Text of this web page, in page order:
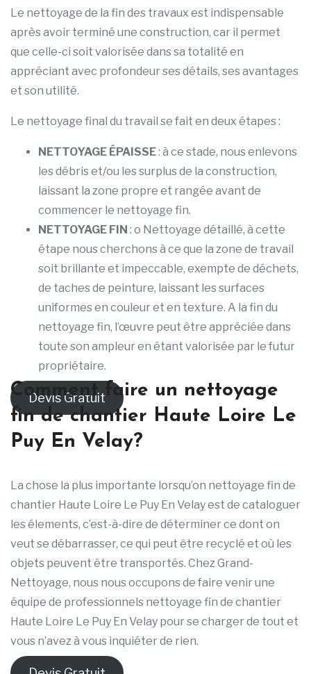
Le nettoyage de la fin des travaux est indispensable
après avoir terminé une construction, car il permet
que celle-ci soit valorisée dans sa totalité en
appréciant avec profondeur ses détails, ses avantages
et son utilité.
Le nettoyage final du travail se fait en deux étapes :
NETTOYAGE ÉPAISSE: à ce stade, nous enlevons
les débris et/ou les surplus de la construction,
laissant la zone propre et rangée avant de
commencer le nettoyage fin.
NETTOYAGE FIN : o Nettoyage détaillé, à cette
étape nous cherchons à ce que la zone de travail
soit brillante et impeccable, exempte de déchets,
de taches de peinture, laissant les surfaces
uniformes en couleur et en texture. A la fin du
nettoyage fin, l’œuvre peut être appréciée dans
toute son ampleur en étant valorisée par le futur
propriétaire.
Devis Gratuit
Comment faire un nettoyage
fin de chantier Haute Loire Le
Puy En Velay?
La chose la plus importante lorsqu’on nettoyage fin de
chantier Haute Loire Le Puy En Velay est de cataloguer
les élements, c’est-à-dire de déterminer ce dont on
veut se débarrasser, ce qui peut être recyclé et où les
objets peuvent être transportés. Chez Grand-
Nettoyage, nous nous occupons de faire venir une
équipe de professionnels nettoyage fin de chantier
Haute Loire Le Puy En Velay pour se charger de tout et
vous n’avez à vous inquiéter de rien.